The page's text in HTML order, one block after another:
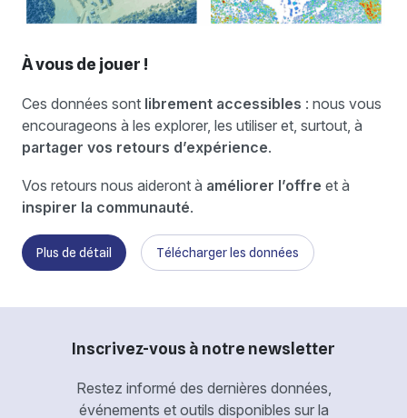
À vous de jouer !
Ces données sont librement accessibles : nous vous
encourageons à les explorer, les utiliser et, surtout, à
partager vos retours d’expérience.
Vos retours nous aideront à améliorer l’offre et à
inspirer la communauté.
Plus de détail Télécharger les données
Inscrivez-vous à notre newsletter
Restez informé des dernières données,
événements et outils disponibles sur la